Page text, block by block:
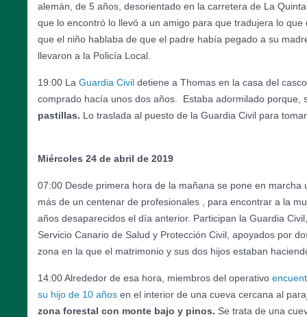
alemán, de 5 años, desorientado en la carretera de La
que lo encontró lo llevó a un amigo para que tradujera lo
que el niño hablaba de que el padre había pegado a su
llevaron a la Policía Local.
19:00 La Guardia Civil detiene a Thomas en la casa del
comprado hacía unos dos años. Estaba adormilado porque,
pastillas. Lo traslada al puesto de la Guardia Civil para
Miércoles 24 de abril de 2019
07:00 Desde primera hora de la mañana se pone en
más de un centenar de profesionales , para encontrar a la
años desaparecidos el día anterior. Participan la Guardia
Servicio Canario de Salud y Protección Civil, apoyados por
zona en la que el matrimonio y sus dos hijos estaban
14:00 Alrededor de esa hora, miembros del operativo
su hijo de 10 años en el interior de una cueva cercana al
zona forestal con monte bajo y pinos. Se trata de una